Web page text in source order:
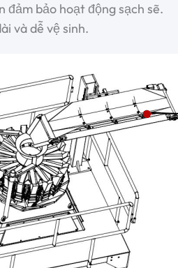
đảm bảo hoạt động sạch sẽ.
và dễ vệ sinh.